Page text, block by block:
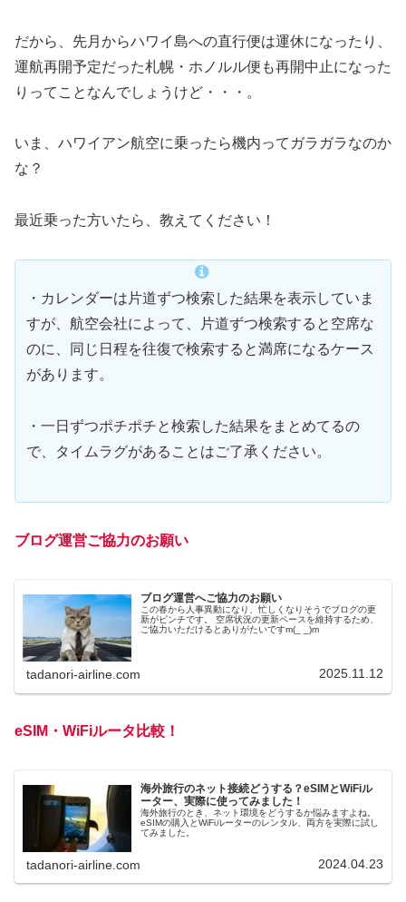
だから、先月からハワイ島への直行便は運休になったり、
運航再開予定だった札幌・ホノルル便も再開中止になった
りってことなんでしょうけど・・・。
いま、ハワイアン航空に乗ったら機内ってガラガラなのか
な？
最近乗った方いたら、教えてください！
・カレンダーは片道ずつ検索した結果を表示していま
すが、航空会社によって、片道ずつ検索すると空席な
のに、同じ日程を往復で検索すると満席になるケース
があります。
・一日ずつポチポチと検索した結果をまとめてるの
で、タイムラグがあることはご了承ください。
ブログ運営ご協力のお願い
ブログ運営へご協力のお願い
この春から人事異動になり、忙しくなりそうでブログの更
新がピンチです。 空席状況の更新ペースを維持するため、
ご協力いただけるとありがたいですm(_ _)m
tadanori-airline.com 2025.11.12
eSIM・WiFiルータ比較！
海外旅行のネット接続どうする？eSIMとWiFiル
ーター、実際に使ってみました！
海外旅行のとき、ネット環境をどうするか悩みますよね。
eSIMの購入とWiFiルーターのレンタル、両方を実際に試し
てみました。
tadanori-airline.com 2024.04.23